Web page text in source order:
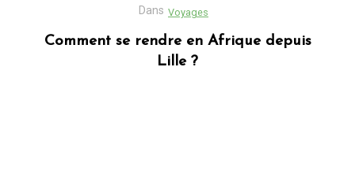
Dans Business
Découvrez Donafesta : La Référence pour
vos cadeaux personnalisés